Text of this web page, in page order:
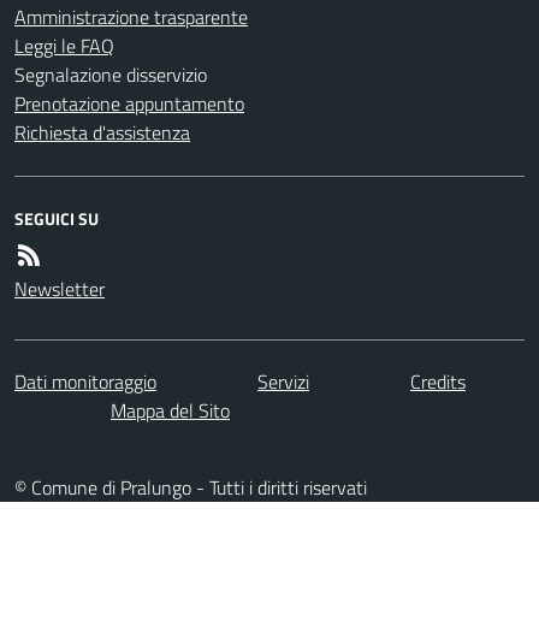
Amministrazione trasparente
Leggi le FAQ
Segnalazione disservizio
Prenotazione appuntamento
Richiesta d'assistenza
SEGUICI SU
Newsletter
Dati monitoraggio Servizi
Credits
Mappa del Sito
© Comune di Pralungo - Tutti i diritti riservati